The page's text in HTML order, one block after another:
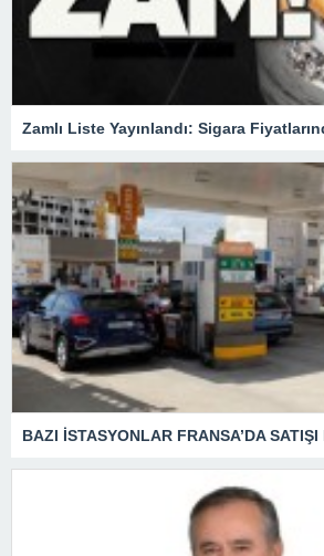
BAZI İSTASYONLAR FRANSA’DA SATIŞI